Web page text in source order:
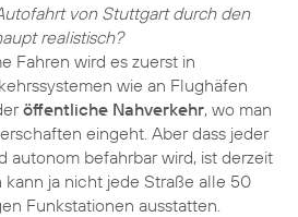
von Stuttgart durch den
realistisch?
Fahren wird es zuerst in
wie an Flughäfen
öffentliche Nahverkehr, wo man
eingeht. Aber dass jeder
autonom befahrbar wird, ist derzeit
kann ja nicht jede Straße alle 50
Funkstationen ausstatten.